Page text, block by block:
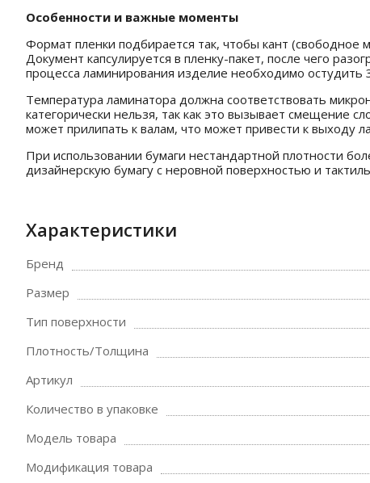
Особенности и важные моменты
Формат пленки подбирается так, чтобы кант (свободное
Документ капсулируется в пленку-пакет, после чего
процесса ламинирования изделие необходимо остудить
Температура ламинатора должна соответствовать
категорически нельзя, так как это вызывает смещение
может прилипать к валам, что может привести к выходу
При использовании бумаги нестандартной плотности
дизайнерскую бумагу с неровной поверхностью и
Характеристики
Бренд
Размер
Тип поверхности
Плотность/Толщина
Артикул
Количество в упаковке
Модель товара
Модификация товара